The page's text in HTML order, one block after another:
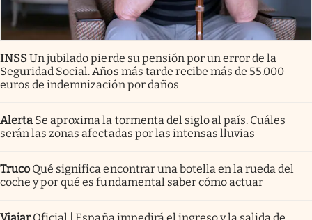
INSSUn jubilado pierde su pensión por un error de la
Seguridad Social. Años más tarde recibe más de 55.000
euros de indemnización por daños
Alerta Se aproxima la tormenta del siglo al país. Cuáles
serán las zonas afectadas por las intensas lluvias
Truco Qué significa encontrar una botella en la rueda del
coche y por qué es fundamental saber cómo actuar